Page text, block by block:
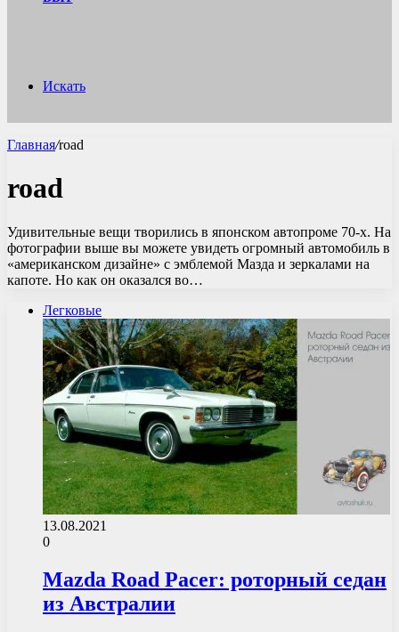
Искать
Главная/road
road
Удивительные вещи творились в японском автопроме 70-х. На
фотографии выше вы можете увидеть огромный автомобиль в
«американском дизайне» с эмблемой Мазда и зеркалами на
капоте. Но как он оказался во…
Легковые
13.08.2021
0
Mazda Road Pacer: роторный седан
из Австралии